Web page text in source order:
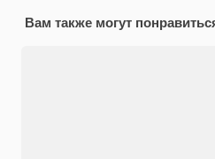
Вам также могут